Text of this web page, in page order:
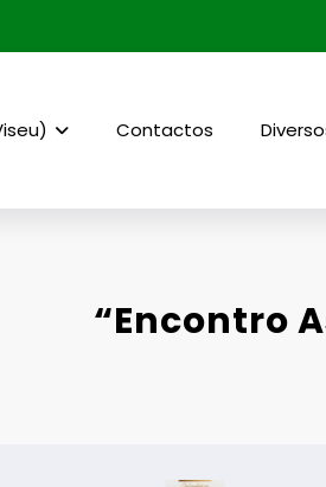
Contactos
“Encontro